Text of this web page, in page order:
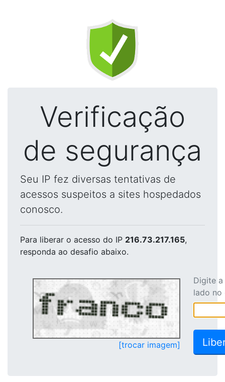
Verificação
de segurança
Seu IP fez diversas tentativas de
acessos suspeitos a sites hospedados
conosco.
Para liberar o acesso do IP 216.73.217.165,
responda ao desafio abaixo.
[trocar imagem]
Digite
lado no